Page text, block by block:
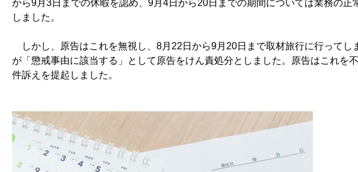
から9月3日までの休暇を認め、9月4日から20日までの期間については業務の
しました。
しかし、原告はこれを無視し、8月22日から9月20日まで取材旅行に行ってし
が「懲戒事由に該当する」として原告をけん責処分としました。原告はこれを
件訴えを提起しました。